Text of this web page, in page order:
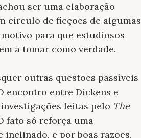
ser uma elaboração
círculo de ficções de algumas
para que estudiosos
a tomar como verdade.
outras questões passíveis
encontro entre Dickens e
feitas pelo The
fato só reforça uma
inclinado, e por boas razões,